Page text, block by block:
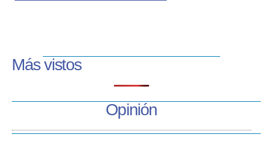
Más vistos
Opinión